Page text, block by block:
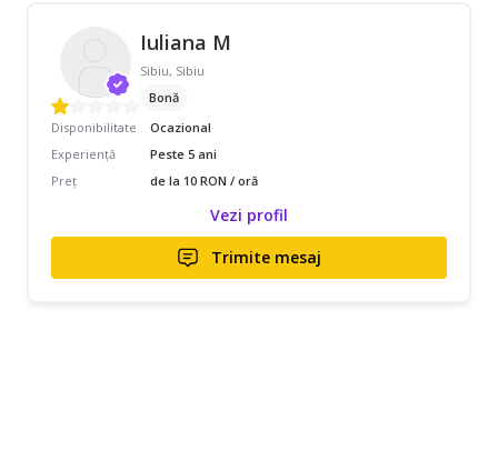
Iuliana M
Sibiu, Sibiu
Bonă
Disponibilitate
Ocazional
Experiență
Peste 5 ani
Preț
de la 10 RON / oră
Vezi profil
Trimite mesaj